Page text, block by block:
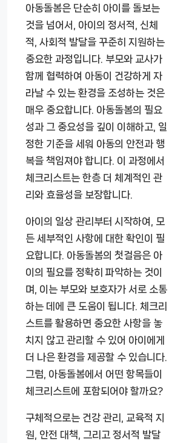
아동돌봄은 단순히 아이를 돌보는
것을 넘어서, 아이의 정서적, 신체
적, 사회적 발달을 꾸준히 지원하는
중요한 과정입니다. 부모와 교사가
함께 협력하여 아동이 건강하게 자
라날 수 있는 환경을 조성하는 것은
매우 중요합니다. 아동돌봄의 필요
성과 그 중요성을 깊이 이해하고, 일
정한 기준을 세워 아동의 안전과 행
복을 책임져야 합니다. 이 과정에서
체크리스트는 한층 더 체계적인 관
리와 효율성을 보장합니다.
아이의 일상 관리부터 시작하여, 모
든 세부적인 사항에 대한 확인이 필
요합니다. 아동돌봄의 첫걸음은 아
이의 필요를 정확히 파악하는 것이
며, 이는 부모와 보호자가 서로 소통
하는 데에 큰 도움이 됩니다. 체크리
스트를 활용하면 중요한 사항을 놓
치지 않고 관리할 수 있어 아이에게
더 나은 환경을 제공할 수 있습니다.
그럼, 아동돌봄에서 어떤 항목들이
체크리스트에 포함되어야 할까요?
구체적으로는 건강 관리, 교육적 지
원, 안전 대책, 그리고 정서적 발달